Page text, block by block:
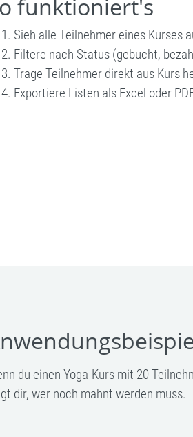
funktioniert's
Sieh alle Teilnehmer eines Kurses
Filtere nach Status (gebucht,
Trage Teilnehmer direkt aus Kurs
Exportiere Listen als Excel oder
du einen Yoga-Kurs mit 20
dir, wer noch mahnt werden muss.